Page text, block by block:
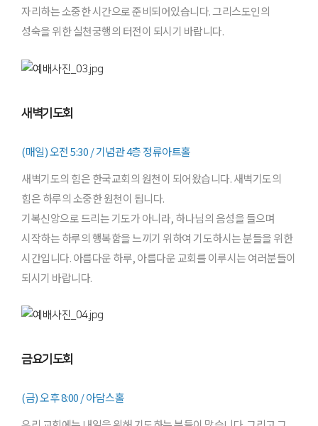
자리하는 소중한 시간으로 준비되어있습니다. 그리스도인의
성숙을 위한 실천궁행의 터전이 되시기 바랍니다.
새벽기도회
(매일) 오전 5:30 / 기념관 4층 정류아트홀
새벽기도의 힘은 한국교회의 원천이 되어왔습니다. 새벽기도의
힘은 하루의 소중한 원천이 됩니다.
기복신앙으로 드리는 기도가 아니라, 하나님의 음성을 들으며
시작하는 하루의 행복함을 느끼기 위하여 기도하시는 분들을 위한
시간입니다. 아름다운 하루, 아름다운 교회를 이루시는 여러분들이
되시기 바랍니다.
금요기도회
(금) 오후 8:00 / 아담스홀